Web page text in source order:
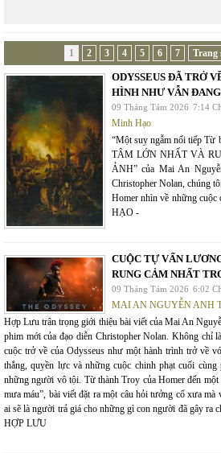
1 2 3 4 5 6 7 Trang
ODYSSEUS ĐÃ TRỞ
HÌNH NHƯ VẪN
09 Tháng Tám 2026 7:14
Minh Hạo
“Một suy ngẫm nối tiếp
TÂM LỚN NHẤT VÀ
ẢNH” của Mai An
Christopher Nolan, chúng
Homer nhìn về những cuộc
HẠO -
CUỘC TỰ VẤN
RUNG CẢM NHẤT
09 Tháng Tám 2026 6:02
MAI AN NGUYỄN ANH
Hợp Lưu trân trọng giới thiệu bài viết của Mai An
phim mới của đạo diễn Christopher Nolan. Không chỉ
cuộc trở về của Odysseus như một hành trình trở về
thắng, quyền lực và những cuộc chinh phạt cuối
những người vô tội. Từ thành Troy của Homer đến
mưa máu”, bài viết đặt ra một câu hỏi tưởng cổ xưa
ai sẽ là người trả giá cho những gì con người đã gây
HỢP LƯU